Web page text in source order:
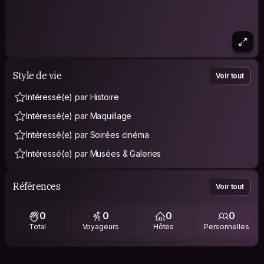
Style de vie Voir tout
Intéressé(e) par Histoire
Intéressé(e) par Maquillage
Intéressé(e) par Soirées cinéma
Intéressé(e) par Musées & Galeries
Références Voir tout
0
Total
0
Voyageurs
0
Hôtes
0
Personnelles